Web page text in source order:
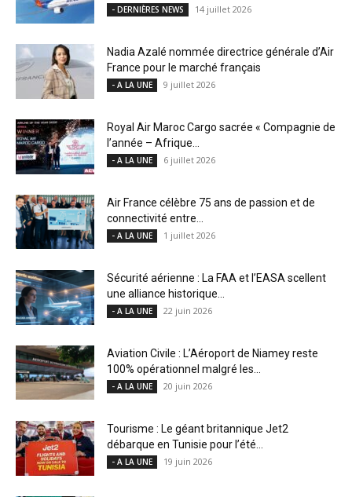
- DERNIÈRES NEWS 14 juillet 2026
Nadia Azalé nommée directrice générale d’Air
France pour le marché français
- A LA UNE 9 juillet 2026
Royal Air Maroc Cargo sacrée « Compagnie de
l’année – Afrique...
- A LA UNE 6 juillet 2026
Air France célèbre 75 ans de passion et de
connectivité entre...
- A LA UNE 1 juillet 2026
Sécurité aérienne : La FAA et l’EASA scellent
une alliance historique...
- A LA UNE 22 juin 2026
Aviation Civile : L’Aéroport de Niamey reste
100% opérationnel malgré les...
- A LA UNE 20 juin 2026
Tourisme : Le géant britannique Jet2
débarque en Tunisie pour l’été...
- A LA UNE 19 juin 2026